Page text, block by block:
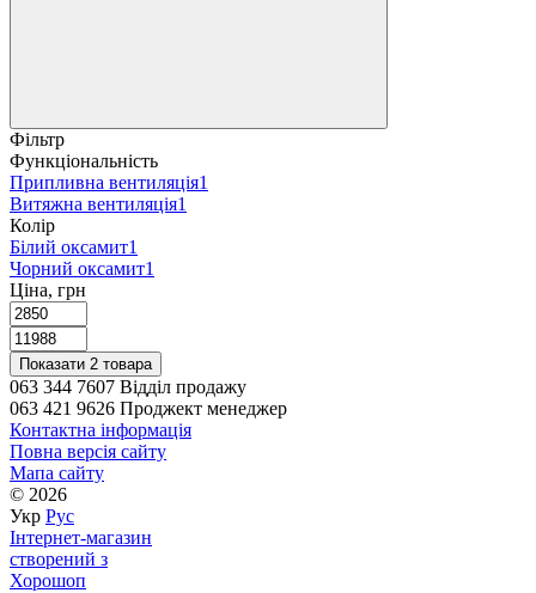
Фільтр
Функціональність
Припливна вентиляція1
Витяжна вентиляція1
Колір
Білий оксамит1
Чорний оксамит1
Ціна, грн
Показати 2 товара
063 344 7607 Відділ продажу
063 421 9626 Проджект менеджер
Контактна інформація
Повна версія сайту
Мапа сайту
© 2026
Укр Рус
Інтернет-магазин
створений з
Хорошоп